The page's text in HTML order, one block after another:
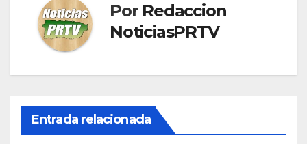
Por Redaccion
NoticiasPRTV
Entrada relacionada